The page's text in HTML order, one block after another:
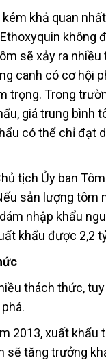
khả quan
không
sẽ xảy ra
canh có cơ hội
trọng. Trong
giá trung bình
có thể chỉ đạt
tịch Ủy ban
sản lượng
nhập khẩu
khẩu được 2,2
thách thức,
2013, xuất
sẽ tăng trưởng